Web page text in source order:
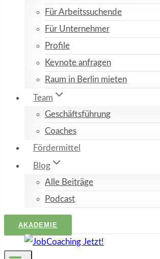
Für Arbeitssuchende
Für Unternehmer
Profile
Keynote anfragen
Raum in Berlin mieten
Team
Geschäftsführung
Coaches
Fördermittel
Blog
Alle Beiträge
Podcast
AKADEMIE